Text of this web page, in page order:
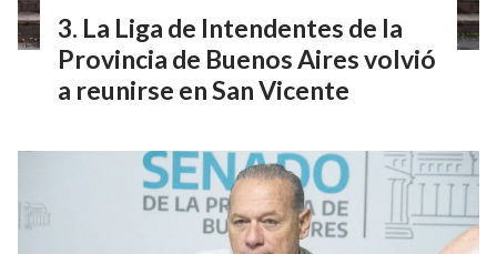
La Liga de Intendentes de la
Provincia de Buenos Aires volvió
a reunirse en San Vicente